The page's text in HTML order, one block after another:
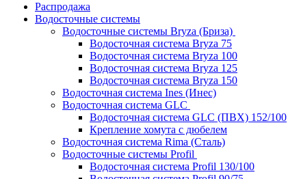
Распродажа
Водосточные системы
Водосточные системы Bryza (Бриза)
Водосточная система Bryza 75
Водосточная система Bryza 100
Водосточная система Bryza 125
Водосточная система Bryza 150
Водосточная система Ines (Инес)
Водосточная система GLC
Водосточная система GLC (ПВХ) 152/100
Крепление хомута с дюбелем
Водосточная система Rima (Сталь)
Водосточные системы Profil
Водосточная система Profil 130/100